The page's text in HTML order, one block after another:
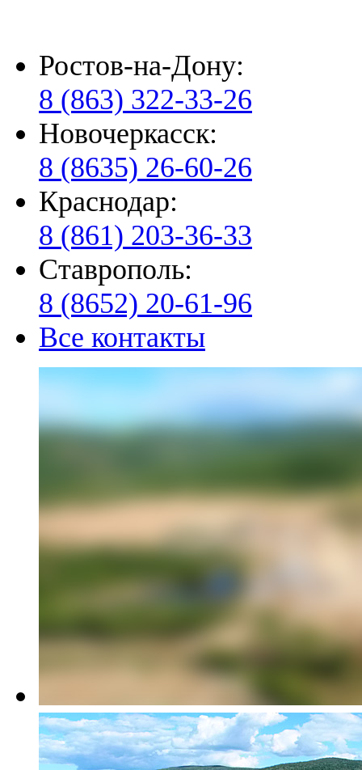
Ростов-на-Дону:
8 (863) 322-33-26
Новочеркасск:
8 (8635) 26-60-26
Краснодар:
8 (861) 203-36-33
Ставрополь:
8 (8652) 20-61-96
Все контакты